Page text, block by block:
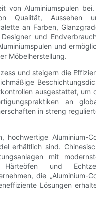
von Aluminiumspulen bei.
Qualität, Aussehen
an Farben,
und
und
Möbelherstellung.
und steigern die
ausgestattet, um
an
in streng
hochwertige Aluminium-
erhältlich sind.
mit
Härteöfen und
die „Aluminium-
Lösungen